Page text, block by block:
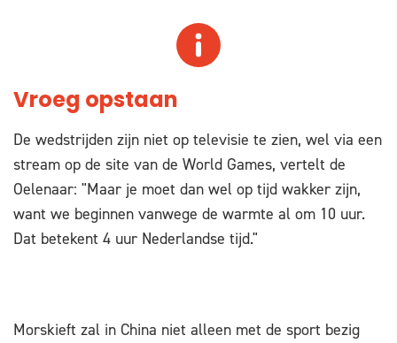
Vroeg opstaan
De wedstrijden zijn niet op televisie te zien, wel via een
stream op de site van de World Games, vertelt de
Oelenaar: "Maar je moet dan wel op tijd wakker zijn,
want we beginnen vanwege de warmte al om 10 uur.
Dat betekent 4 uur Nederlandse tijd."
Morskieft zal in China niet alleen met de sport bezig